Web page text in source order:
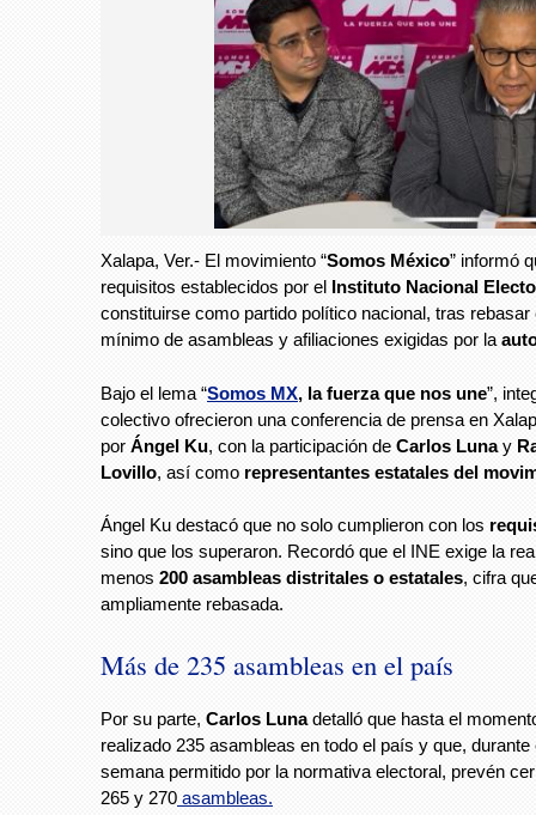
Xalapa, Ver.- El movimiento “Somos México” informó
requisitos establecidos por el Instituto Nacional
constituirse como partido político nacional, tras rebasar
mínimo de asambleas y afiliaciones exigidas por la
Bajo el lema “Somos MX, la fuerza que nos une”,
colectivo ofrecieron una conferencia de prensa en
por Ángel Ku, con la participación de Carlos Lunay
Lovillo, así como representantes estatales del
Ángel Ku destacó que no solo cumplieron con los
sino que los superaron. Recordó que el INE exige la
menos 200 asambleas distritales o estatales, cifra
ampliamente rebasada.
Más de 235 asambleas en el país
Por su parte, Carlos Lunadetalló que hasta el
realizado 235 asambleas en todo el país y que, durante
semana permitido por la normativa electoral, prevén
265 y 270 asambleas.